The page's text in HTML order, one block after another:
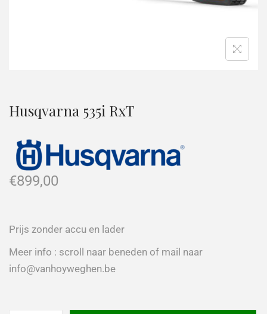
Husqvarna 535i RxT
€899,00
Prijs zonder accu en lader
Meer info : scroll naar beneden of mail naar
info@vanhoyweghen.be